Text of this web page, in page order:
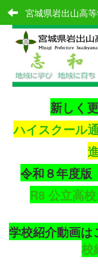
宮城県岩出山高
新しく
ハイスクール
令和８年度
R8 公立高
学校紹介動画
校